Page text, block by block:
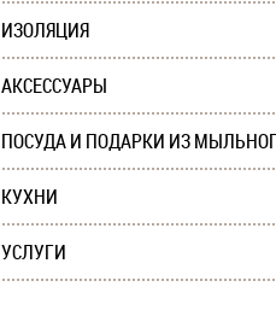
ИЗОЛЯЦИЯ
АКСЕССУАРЫ
ПОСУДА И ПОДАРКИ ИЗ
КУХНИ
УСЛУГИ